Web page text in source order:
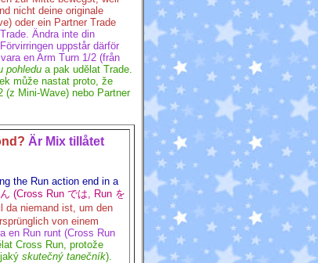
nicht deine originale
oder ein Partner Trade
Ändra inte din
uppstår därför
en Arm Turn 1/2 (från
pohledu a pak udělat Trade.
může nastat proto, že
Mini-Wave) nebo Partner
Är Mix tillåtet
the Run action end in a
(Cross Run では, Run を
da niemand ist, um den
von einem
en Run runt (Cross Run
Cross Run, protože
skutečný tanečník).